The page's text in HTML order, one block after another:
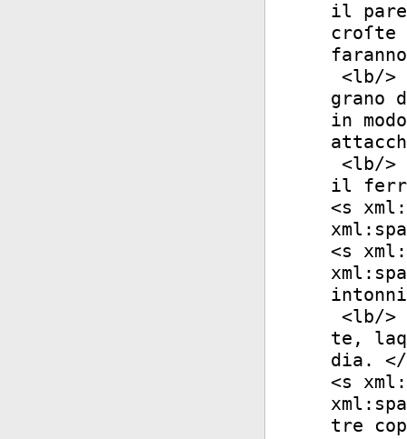
il
croſte
<lb/>
grano
in
<lb/>
il
<s
<s
<lb/>
te,
dia. </
<s
tre